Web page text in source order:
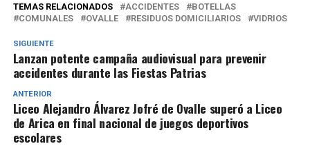
TEMAS RELACIONADOS ACCIDENTES
BOTELLAS
COMUNALES
OVALLE RESIDUOS DOMICILIARIOS VIDRIOS
SIGUIENTE
Lanzan potente campaña audiovisual para prevenir
accidentes durante las Fiestas Patrias
ANTERIOR
Liceo Alejandro Álvarez Jofré de Ovalle superó a Liceo
de Arica en final nacional de juegos deportivos
escolares